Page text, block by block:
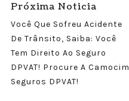
Próxima Noticia
Você Que Sofreu Acidente
De Trânsito, Saiba: Você
Tem Direito Ao Seguro
DPVAT! Procure A Camocim
Seguros DPVAT!